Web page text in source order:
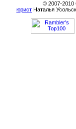
© 2007-
юрист Наталья